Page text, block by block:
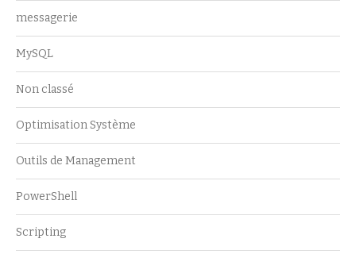
messagerie
MySQL
Non classé
Optimisation Système
Outils de Management
PowerShell
Scripting